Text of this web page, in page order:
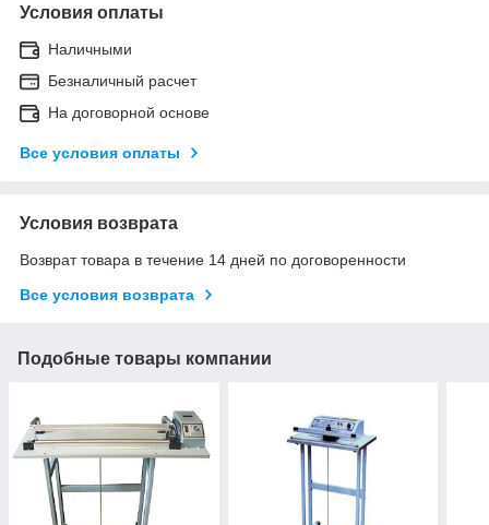
Условия оплаты
Наличными
Безналичный расчет
На договорной основе
Все условия оплаты
Условия возврата
Возврат товара в течение 14 дней по договоренности
Все условия возврата
Подобные товары компании